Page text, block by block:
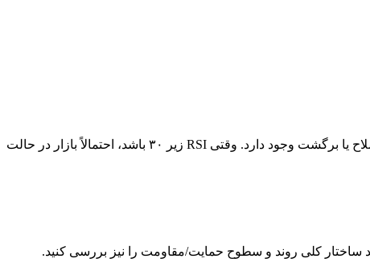
زمانی که مقدار RSI بالای ۷۰ قرار می‌گیرد، معمولاً نشان‌دهنده اشباع خرید است؛ یعنی قیمت در بازه اخیر رشد شدیدی داشته و امکان اصلاح یا برگشت وجود دارد. وقتی RSI زیر ۳۰ باشد، احتمالاً بازار در حالت